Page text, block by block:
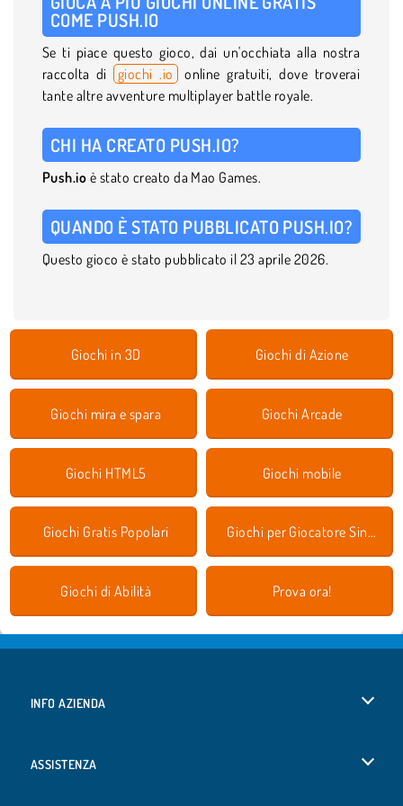
COME PUSH.IO
Se ti piace questo gioco, dai un'occhiata alla nostra
raccolta di
giochi .io online gratuiti, dove troverai
tante altre avventure multiplayer battle royale.
CHI HA CREATO PUSH.IO?
Push.io è stato creato da Mao Games.
QUANDO È STATO PUBBLICATO PUSH.IO?
Questo gioco è stato pubblicato il 23 aprile 2026.
Giochi in 3D Giochi di Azione
Giochi mira e spara Giochi Arcade
Giochi HTML5 Giochi mobile
Giochi Gratis Popolari Giochi per Giocatore Singolo
Giochi di Abilità Prova ora!
INFO AZIENDA
ASSISTENZA